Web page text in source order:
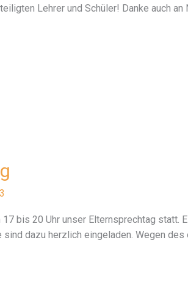
Lehrer und Schüler! Danke auch
bis 20 Uhr unser Elternsprechtag statt.
sind dazu herzlich eingeladen. Wegen